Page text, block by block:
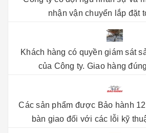
nhận vận chuyển lắp đặt
Khách hàng có quyền giám sát
của Công ty. Giao hàng
Các sản phẩm được Bảo hành
bàn giao đối với các lỗi kỹ